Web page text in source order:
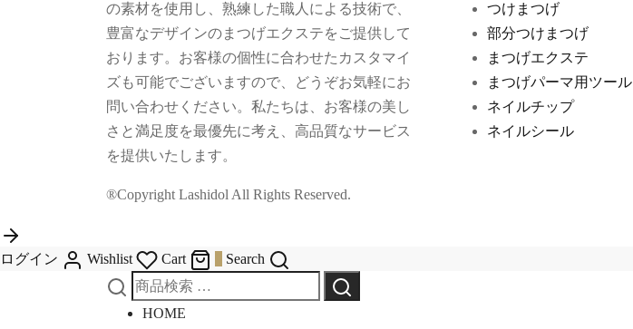
の素材を使用し、熟練した職人による技術で、
豊富なデザインのまつげエクステをご提供して
おります。お客様の個性に合わせたカスタマイ
ズも可能でございますので、どうぞお気軽にお
問い合わせください。私たちは、お客様の美し
さと満足度を最優先に考え、高品質なサービス
を提供いたします。
つけまつげ
部分つけまつげ
まつげエクステ
まつげパーマ用ツール
ネイルチップ
ネイルシール
®Copyright Lashidol All Rights Reserved.
ログイン Wishlist Cart Search
HOME